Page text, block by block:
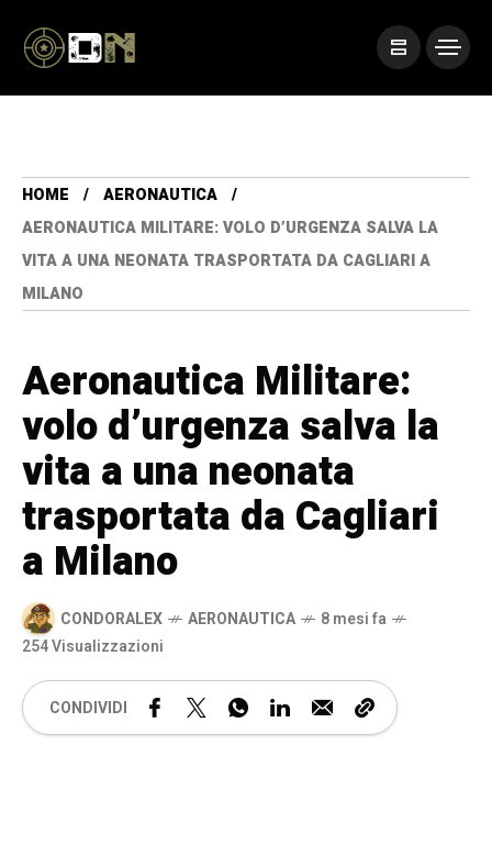
HOME
AERONAUTICA
AERONAUTICA MILITARE: VOLO D’URGENZA SALVA LA
VITA A UNA NEONATA TRASPORTATA DA CAGLIARI A
MILANO
Aeronautica Militare:
volo d’urgenza salva la
vita a una neonata
trasportata da Cagliari
a Milano
CONDORALEX AERONAUTICA
8 mesi fa
254 Visualizzazioni
CONDIVIDI